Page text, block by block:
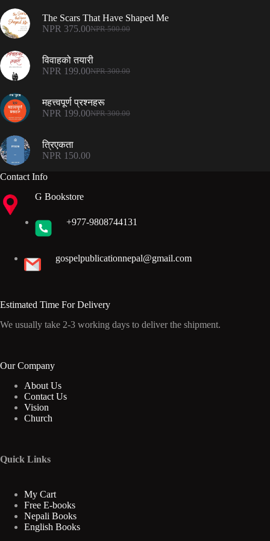
The Scars That Have Shaped Me
NPR500.00
Original
was:
NPR 500.00.
NPR 375.00Current
is:
NPR 375.00.
विवाहको तयारी
NPR300.00
Original
was:
NPR 300.00.
NPR 199.00Current
is:
NPR 199.00.
महत्त्वपूर्ण प्रश्नहरू
NPR300.00
Original
NPR 300.00.
NPR 199.00Current
NPR 199.00.
त्रिएकता
NPR 150.00
Contact Info
G Bookstore
+977-9808744131
gospelpublicationnepal@gmail.com
Estimated Time For Delivery
We usually take 2-3 working days to deliver the shipment.
Our Company
About Us
Contact Us
Vision
Church
Quick Links
My Cart
Free E-books
Nepali Books
English Books